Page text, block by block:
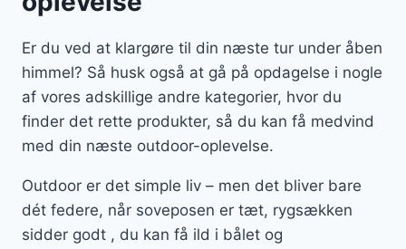
Er du ved at klargøre til din næste tur under åben
himmel? Så husk også at gå på opdagelse i nogle
af vores adskillige andre kategorier, hvor du
finder det rette produkter, så du kan få medvind
med din næste outdoor-oplevelse.
Outdoor er det simple liv – men det bliver bare
dét federe, når soveposen er tæt, rygsækken
sidder godt , du kan få ild i bålet og